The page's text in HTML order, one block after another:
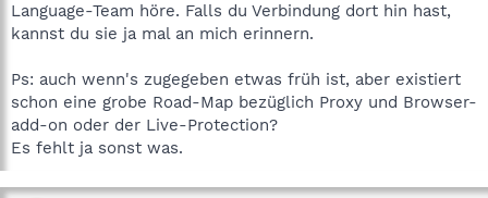
Language-Team höre. Falls du Verbindung dort hin hast,
kannst du sie ja mal an mich erinnern.
Ps: auch wenn's zugegeben etwas früh ist, aber existiert
schon eine grobe Road-Map bezüglich Proxy und Browser-
add-on oder der Live-Protection?
Es fehlt ja sonst was.